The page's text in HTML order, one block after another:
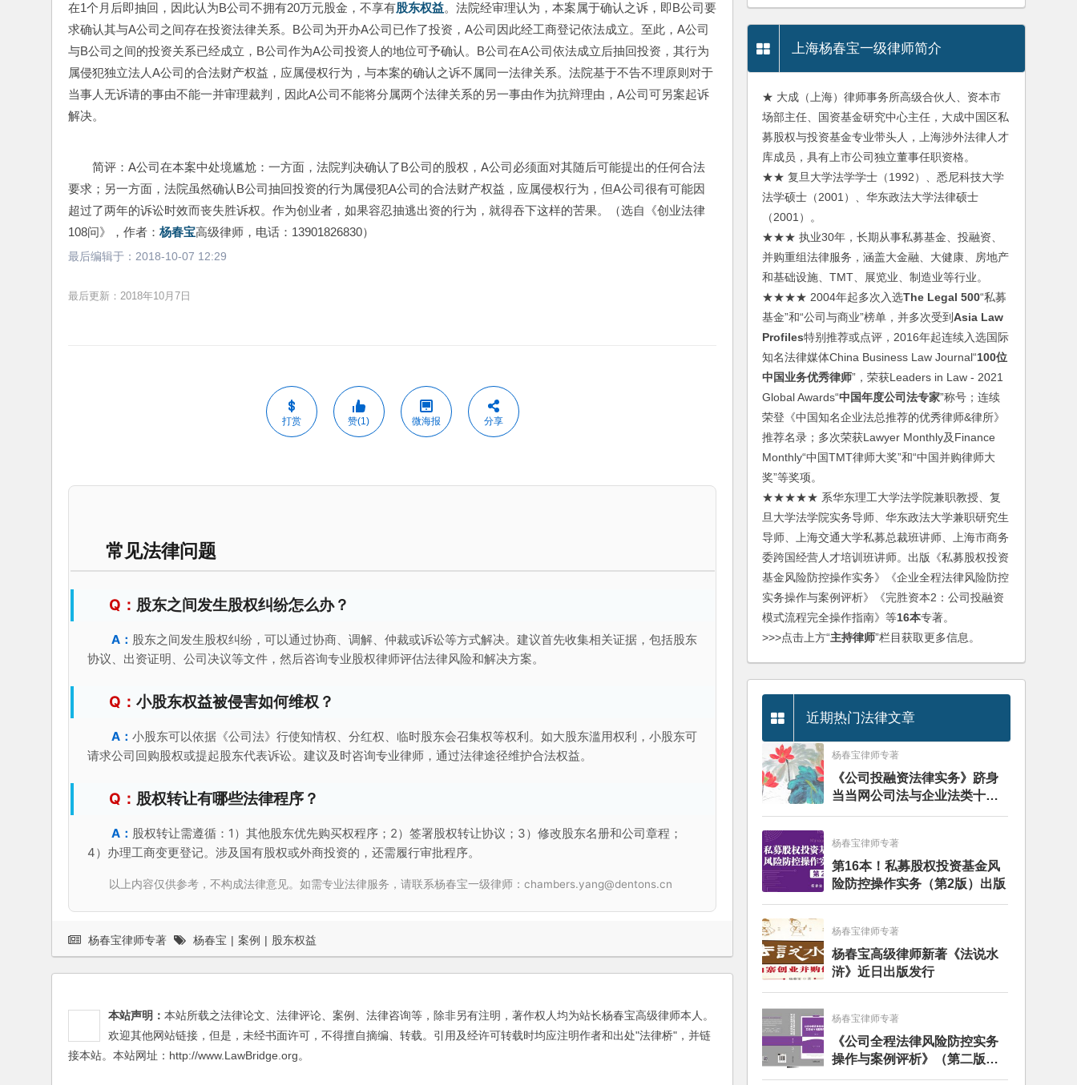
在1个月后即抽回，因此认为B公司不拥有20万元股金，不享有股东权益。法院经审理认为，本案属于确认之诉，即B公司要
求确认其与A公司之间存在投资法律关系。B公司为开办A公司已作了投资，A公司因此经工商登记依法成立。至此，A公司
与B公司之间的投资关系已经成立，B公司作为A公司投资人的地位可予确认。B公司在A公司依法成立后抽回投资，其行为
属侵犯独立法人A公司的合法财产权益，应属侵权行为，与本案的确认之诉不属同一法律关系。法院基于不告不理原则对于
当事人无诉请的事由不能一并审理裁判，因此A公司不能将分属两个法律关系的另一事由作为抗辩理由，A公司可另案起诉
解决。
简评：A公司在本案中处境尴尬：一方面，法院判决确认了B公司的股权，A公司必须面对其随后可能提出的任何合法
要求；另一方面，法院虽然确认B公司抽回投资的行为属侵犯A公司的合法财产权益，应属侵权行为，但A公司很有可能因
超过了两年的诉讼时效而丧失胜诉权。作为创业者，如果容忍抽逃出资的行为，就得吞下这样的苦果。（选自《创业法律
108问》，作者： 杨春宝高级律师，电话：13901826830）
最后编辑于： 2018-10-07 12:29
最后更新：2018年10月7日
打赏 赞(1) 微海报 分享
常见法律问题
股东之间发生股权纠纷怎么办？
股东之间发生股权纠纷，可以通过协商、调解、仲裁或诉讼等方式解决。建议首先收集相关证据，包括股东
协议、出资证明、公司决议等文件，然后咨询专业股权律师评估法律风险和解决方案。
小股东权益被侵害如何维权？
小股东可以依据《公司法》行使知情权、分红权、临时股东会召集权等权利。如大股东滥用权利，小股东可
请求公司回购股权或提起股东代表诉讼。建议及时咨询专业律师，通过法律途径维护合法权益。
股权转让有哪些法律程序？
股权转让需遵循：1）其他股东优先购买权程序；2）签署股权转让协议；3）修改股东名册和公司章程；
4）办理工商变更登记。涉及国有股权或外商投资的，还需履行审批程序。
以上内容仅供参考，不构成法律意见。如需专业法律服务，请联系杨春宝一级律师：chambers.yang@dentons.cn
杨春宝律师专著 杨春宝 | 案例 | 股东权益
本站声明： 本站所载之法律论文、法律评论、案例、法律咨询等，除非另有注明，著作权人均为站长杨春宝高级律师本人。
欢迎其他网站链接，但是，未经书面许可，不得擅自摘编、转载。引用及经许可转载时均应注明作者和出处"法律桥"，并链
接本站。本站网址：http://www.LawBridge.org。
上海杨春宝一级律师简介
★ 大成（上海）律师事务所高级合伙人、资本市
场部主任、国资基金研究中心主任，大成中国区私
募股权与投资基金专业带头人，上海涉外法律人才
库成员，具有上市公司独立董事任职资格。
★★ 复旦大学法学学士（1992）、悉尼科技大学
法学硕士（2001）、华东政法大学法律硕士
（2001）。
★★★ 执业30年，长期从事私募基金、投融资、
并购重组法律服务，涵盖大金融、大健康、房地产
和基础设施、TMT、展览业、制造业等行业。
★★★★ 2004年起多次入选The Legal 500“私募
基金”和“公司与商业”榜单，并多次受到Asia Law
Profiles特别推荐或点评，2016年起连续入选国际
知名法律媒体China Business Law Journal“100位
中国业务优秀律师”，荣获Leaders in Law - 2021
Global Awards“中国年度公司法专家”称号；连续
荣登《中国知名企业法总推荐的优秀律师&律所》
推荐名录；多次荣获Lawyer Monthly及Finance
Monthly“中国TMT律师大奖”和“中国并购律师大
奖”等奖项。
★★★★★ 系华东理工大学法学院兼职教授、复
旦大学法学院实务导师、华东政法大学兼职研究生
导师、上海交通大学私募总裁班讲师、上海市商务
委跨国经营人才培训班讲师。出版《私募股权投资
基金风险防控操作实务》《企业全程法律风险防控
实务操作与案例评析》《完胜资本2：公司投融资
模式流程完全操作指南》等16本专著。
>>>点击上方“主持律师”栏目获取更多信息。
近期热门法律文章
杨春宝律师专著
《公司投融资法律实务》跻身
当当网公司法与企业法类十大
畅销图书榜
杨春宝律师专著
第16本！私募股权投资基金风
险防控操作实务（第2版）出版
杨春宝律师专著
杨春宝高级律师新著《法说水
浒》近日出版发行
杨春宝律师专著
《公司全程法律风险防控实务
操作与案例评析》（第二版）
出版发行